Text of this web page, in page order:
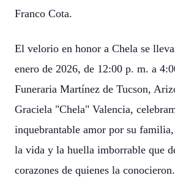
Franco Cota.
El velorio en honor a Chela se
enero de 2026, de 12:00 p. m. a
Funeraria Martínez de Tucson,
Graciela "Chela" Valencia,
inquebrantable amor por su
la vida y la huella imborrable que
corazones de quienes la